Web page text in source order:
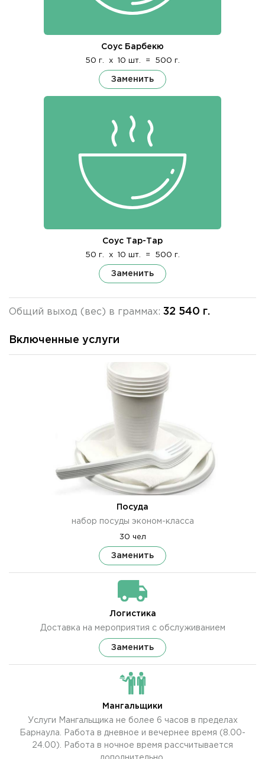
Соус Барбекю
50 г. x 10 шт. = 500 г.
Заменить
Соус Тар-Тар
50 г. x 10 шт. = 500 г.
Заменить
Общий выход (вес) в граммах: 32 540 г.
Включенные услуги
Посуда
набор посуды эконом-класса
30 чел
Заменить
Логистика
Доставка на мероприятия с обслуживанием
Заменить
Мангальщики
Услуги Мангальщика не более 6 часов в пределах
Барнаула. Работа в дневное и вечернее время (8.00-
24.00). Работа в ночное время рассчитывается